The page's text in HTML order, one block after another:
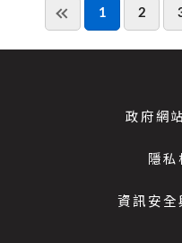
1 2
政府網
隱私
資訊安全